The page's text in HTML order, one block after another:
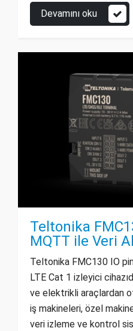
Devamını oku
Teltonika
MQTT ile Veri
Teltonika FMC130 IO
LTE Cat 1 izleyici
ve elektrikli araçlardan
iş makineleri, özel
veri izleme ve kontrol